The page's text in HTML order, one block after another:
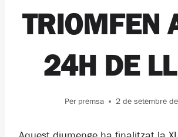
TRIOMFEN
24H DE
Per premsa 2 de setembre